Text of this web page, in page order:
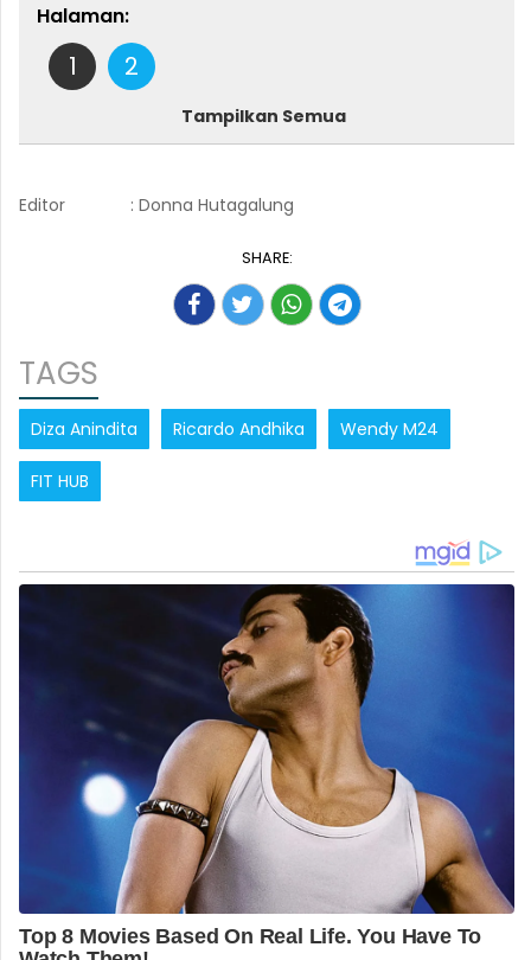
Halaman:
1 2
Tampilkan Semua
Editor : Donna Hutagalung
SHARE:
TAGS
Diza Anindita Ricardo Andhika Wendy M24
FIT HUB